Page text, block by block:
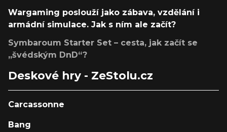
Wargaming poslouží jako zábava, vzdělání i
armádní simulace. Jak s ním ale začít?
Symbaroum Starter Set – cesta, jak začít se
„švédským DnD“?
Deskové hry - ZeStolu.cz
Carcassonne
Bang